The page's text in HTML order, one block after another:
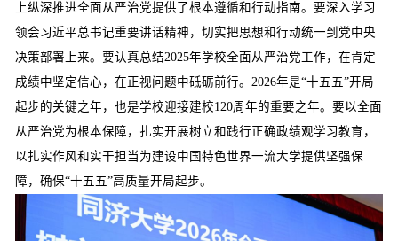
上纵深推进全面从严治党提供了根本遵循和行动指南。要深入学习
领会习近平总书记重要讲话精神，切实把思想和行动统一到党中央
决策部署上来。要认真总结2025年学校全面从严治党工作，在肯定
成绩中坚定信心，在正视问题中砥砺前行。2026年是“十五五”开局
起步的关键之年，也是学校迎接建校120周年的重要之年。要以全面
从严治党为根本保障，扎实开展树立和践行正确政绩观学习教育，
以扎实作风和实干担当为建设中国特色世界一流大学提供坚强保
障，确保“十五五”高质量开局起步。